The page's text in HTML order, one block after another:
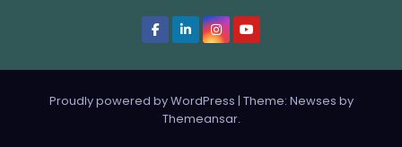
Proudly powered by WordPress | Theme: Newses by
Themeansar.